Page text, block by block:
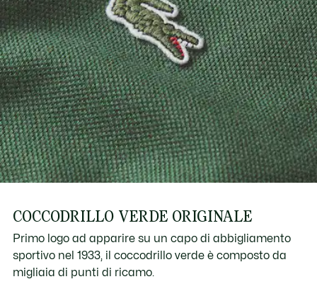
COCCODRILLO VERDE ORIGINALE
Primo logo ad apparire su un capo di abbigliamento
sportivo nel 1933, il coccodrillo verde è composto da
migliaia di punti di ricamo.